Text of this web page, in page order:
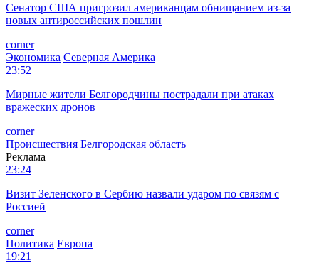
Сенатор США пригрозил американцам обнищанием из-за
новых антироссийских пошлин
corner
Экономика Северная Америка
23:52
Мирные жители Белгородчины пострадали при атаках
вражеских дронов
corner
Происшествия Белгородская область
Реклама
23:24
Визит Зеленского в Сербию назвали ударом по связям с
Россией
corner
Политика Европа
19:21